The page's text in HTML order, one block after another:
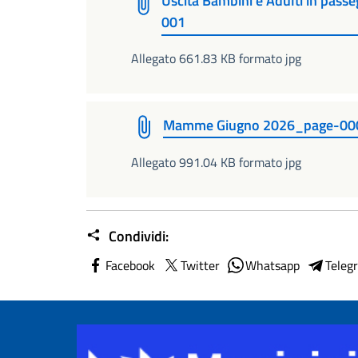
001
Allegato 661.83 KB formato jpg
Mamme Giugno 2026_page-
Allegato 991.04 KB formato jpg
Condividi:
Facebook Twitter Whatsapp